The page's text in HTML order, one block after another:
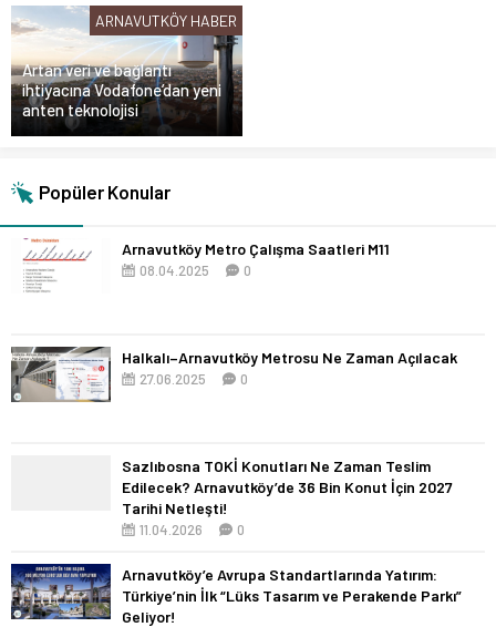
ARNAVUTKÖY HABER
Artan veri ve bağlantı
ihtiyacına Vodafone’dan yeni
anten teknolojisi
Popüler Konular
Arnavutköy Metro Çalışma Saatleri M11
08.04.2025 0
Halkalı–Arnavutköy Metrosu Ne Zaman Açılacak
27.06.2025 0
Sazlıbosna TOKİ Konutları Ne Zaman Teslim
Edilecek? Arnavutköy’de 36 Bin Konut İçin 2027
Tarihi Netleşti!
11.04.2026 0
Arnavutköy’e Avrupa Standartlarında Yatırım:
Türkiye’nin İlk “Lüks Tasarım ve Perakende Parkı”
Geliyor!